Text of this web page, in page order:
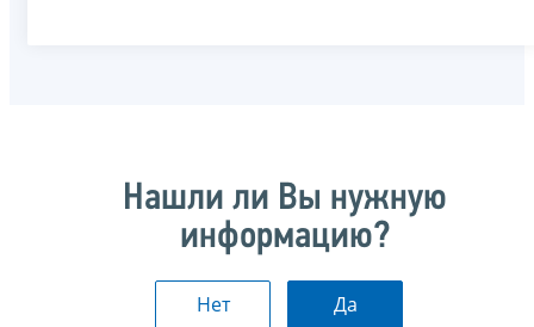
Нашли ли Вы нужную
информацию?
Нет Да